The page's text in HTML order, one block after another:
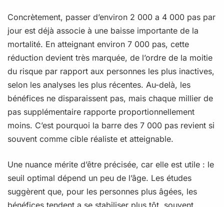
Concrètement, passer d’environ 2 000 a 4 000 pas par
jour est déjà associe à une baisse importante de la
mortalité. En atteignant environ 7 000 pas, cette
réduction devient très marquée, de l’ordre de la moitie
du risque par rapport aux personnes les plus inactives,
selon les analyses les plus récentes. Au-delà, les
bénéfices ne disparaissent pas, mais chaque millier de
pas supplémentaire rapporte proportionnellement
moins. C’est pourquoi la barre des 7 000 pas revient si
souvent comme cible réaliste et atteignable.
Une nuance mérite d’être précisée, car elle est utile : le
seuil optimal dépend un peu de l’âge. Les études
suggèrent que, pour les personnes plus âgées, les
bénéfices tendent a se stabiliser plus tôt, souvent